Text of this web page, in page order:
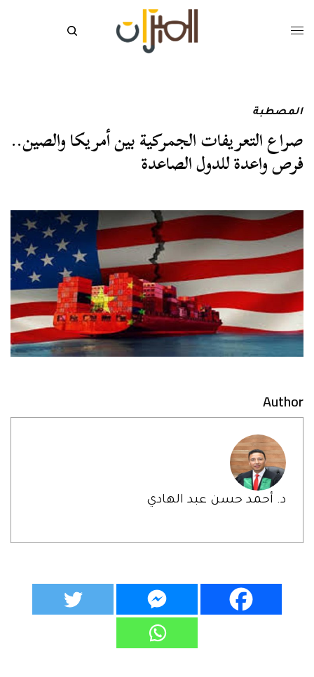
المصطبة
صراع التعريفات الجمركية بين أمريكا والصين..
فرص واعدة للدول الصاعدة
Author
د. أحمد حسن عبد الهادي